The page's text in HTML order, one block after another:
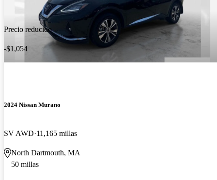
Precio reducido
-$1,054
2024 Nissan Murano
SV AWD 11,165 millas
North Dartmouth, MA
50 millas